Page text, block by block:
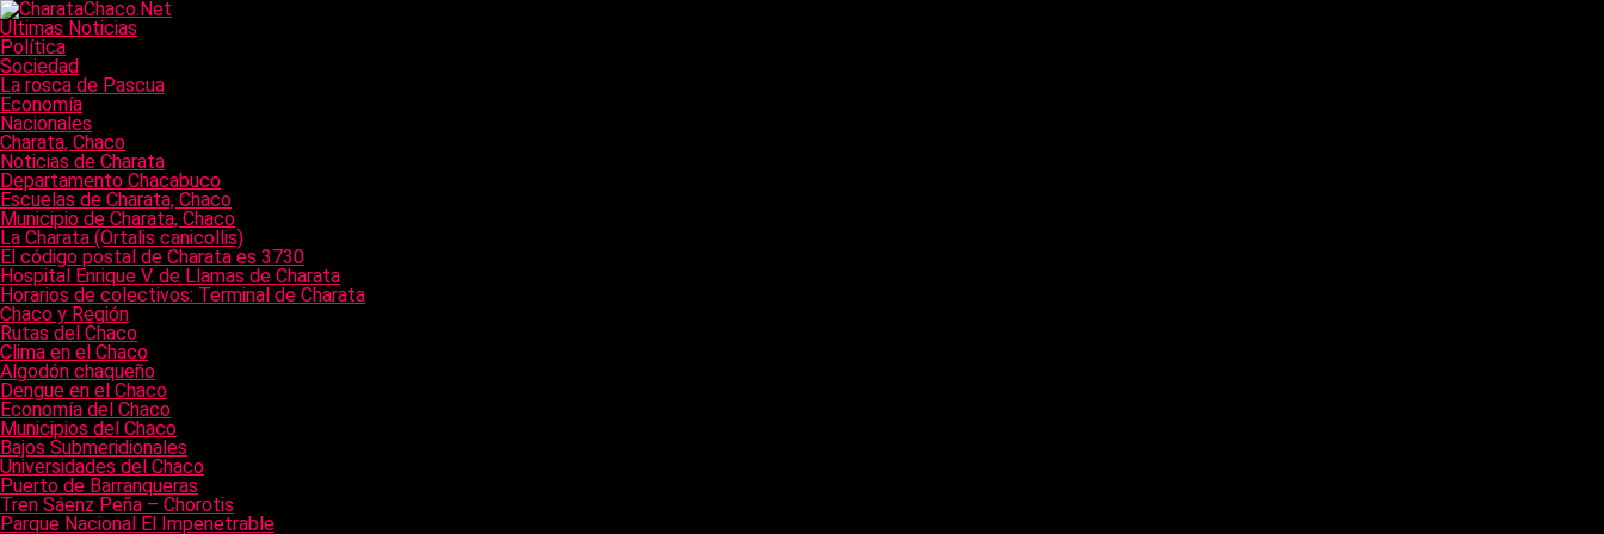
Últimas Noticias
Política
Sociedad
La rosca de Pascua
Economía
Nacionales
Charata, Chaco
Noticias de Charata
Departamento Chacabuco
Escuelas de Charata, Chaco
Municipio de Charata, Chaco
La Charata (Ortalis canicollis)
El código postal de Charata es 3730
Hospital Enrique V. de Llamas de Charata
Horarios de colectivos: Terminal de Charata
Chaco y Región
Rutas del Chaco
Clima en el Chaco
Algodón chaqueño
Dengue en el Chaco
Economía del Chaco
Municipios del Chaco
Bajos Submeridionales
Universidades del Chaco
Puerto de Barranqueras
Tren Sáenz Peña – Chorotis
Parque Nacional El Impenetrable